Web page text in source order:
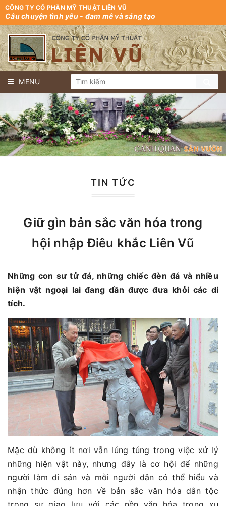
CÔNG TY CỔ PHẦN MỸ THUẬT LIÊN VŨ
Câu chuyện tình yêu - đam mê và sáng tạo
MENU
TIN TỨC
Giữ gìn bản sắc văn hóa trong
hội nhập Điêu khắc Liên Vũ
Những con sư tử đá, những chiếc đèn đá và nhiều
hiện vật ngoại lai đang dần được đưa khỏi các di
tích.
Mặc dù không ít nơi vẫn lúng túng trong việc xử lý
những hiện vật này, nhưng đây là cơ hội để những
người làm di sản và mỗi người dân có thể hiểu và
nhận thức đúng hơn về bản sắc văn hóa dân tộc